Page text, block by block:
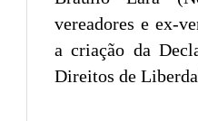
vereadores e ex-
a criação da
Direitos de